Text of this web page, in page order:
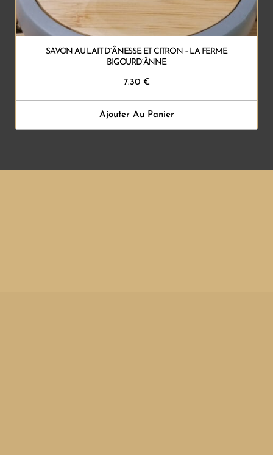
SAVON AU LAIT D’ÂNESSE ET CITRON – LA FERME
BIGOURD’ÂNNE
7.30 €
Ajouter Au Panier